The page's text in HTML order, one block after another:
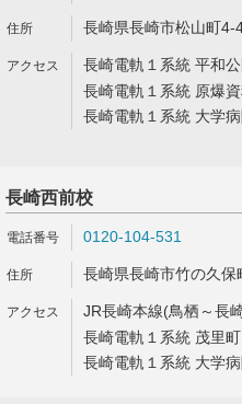
長崎県長崎市松山町4-
長崎電軌１系統 平和
長崎電軌１系統 原爆
長崎電軌１系統 大学
長崎西前校
0120-104-531
長崎県長崎市竹の久保
JR長崎本線(鳥栖～長
長崎電軌１系統 茂里
長崎電軌１系統 大学